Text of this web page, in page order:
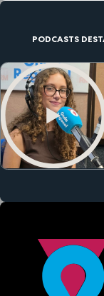
PODCASTS